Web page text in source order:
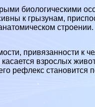
биологическими
к грызунам,
строении.
привя­занности к
взрослых
рефлекс становится